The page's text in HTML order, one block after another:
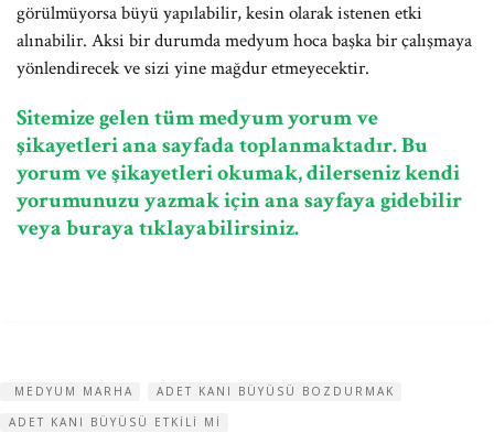
görülmüyorsa büyü yapılabilir, kesin olarak istenen etki
alınabilir. Aksi bir durumda medyum hoca başka bir çalışmaya
yönlendirecek ve sizi yine mağdur etmeyecektir.
Sitemize gelen tüm medyum yorum ve
şikayetleri ana sayfada toplanmaktadır. Bu
yorum ve şikayetleri okumak, dilerseniz kendi
yorumunuzu yazmak için ana sayfaya gidebilir
veya buraya tıklayabilirsiniz.
MEDYUM MARHA
ADET KANI BÜYÜSÜ BOZDURMAK
ADET KANI BÜYÜSÜ ETKILI MI